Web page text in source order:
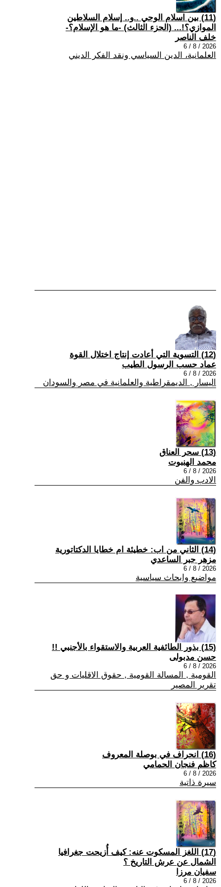
(11) بين اسلام الوحي ..و.. إسلام السلاطين
الموازي؟!... (الجزء الثالث) -ما هو الإسلام؟-
خلف الناصر
2026 / 8 / 6
العلمانية، الدين السياسي ونقد الفكر الديني
(12) التسوية التي أعادت إنتاج اختلال القوة
عماد حسب الرسول الطيب
2026 / 8 / 6
اليسار , الديمقراطية والعلمانية في مصر والسودان
(13) سحر العناق
محمد الهنبوت
2026 / 8 / 6
الادب والفن
(14) الثاني من اب: خطيئة ام خطايا الدكتاتورية
مزهر جبر الساعدي
2026 / 8 / 6
مواضيع وابحاث سياسية
(15) بذور الطائفية العربية والاستقواء بالأجنبي !!
حسن مدبولى
2026 / 8 / 6
القومية , المسالة القومية , حقوق الاقليات و حق
تقرير المصير
(16) انحراف في بوصلة المعروف
كاظم فنجان الحمامي
2026 / 8 / 6
سيرة ذاتية
(17) اللغز المسكوت عنه: كيف أُزيحت جغرافيا
الشمال عن عرش التاريخ ؟
سفيان مرزا
2026 / 8 / 6